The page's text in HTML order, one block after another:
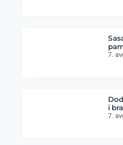
7.
i
7.